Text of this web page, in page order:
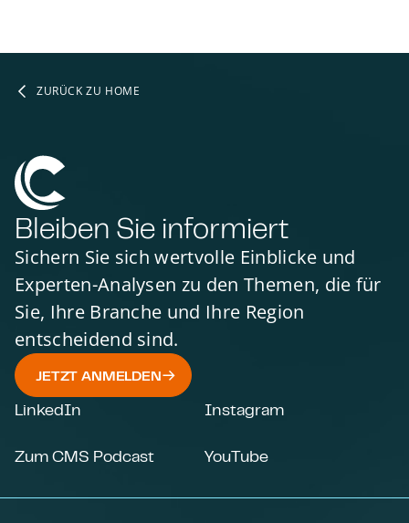
ZURÜCK ZU HOME
Bleiben Sie informiert
Sichern Sie sich wertvolle Einblicke und
Experten-Analysen zu den Themen, die für
Sie, Ihre Branche und Ihre Region
entscheidend sind.
JETZT ANMELDEN
LinkedIn Instagram
Zum CMS Podcast YouTube